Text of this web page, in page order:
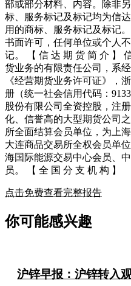
部或部分材料、内容。除非
标、服务标记及标记均为信
用的商标、服务标记及标记
书面许可，任何单位或个人
记。 【 信 达 期 货 简 介 】
货业务的有限责任公司，系
《经营期货业务许可证》，
册（统一社会信用代码：
股份有限公司全资控股，注
化、信誉高的大型期货公司
所全面结算会员单位，为上
大连商品交易所全权会员单
海国际能源交易中心会员、
员。 【 全 国 分 支 机 构 】
点击免费查看完整报告
你可能感兴趣
沪锌早报：沪锌转入